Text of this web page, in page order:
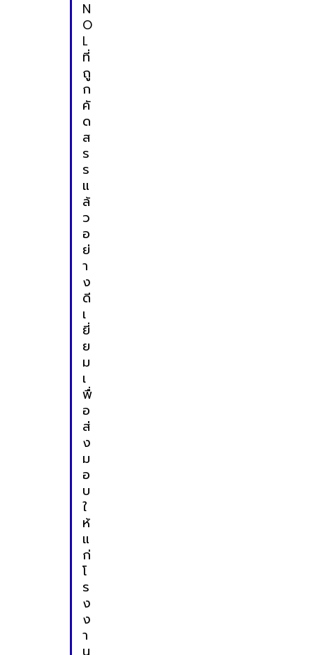
N
O
L
ที่
ถู
ก
คั
ด
ส
ร
ร
แ
ล้
ว
อ
ย่
า
ง
ดี
เ
ยี่
ย
ม
เ
พื่
อ
ส่
ง
ม
อ
บ
ใ
ห้
แ
ก่
โ
ร
ง
ง
า
น